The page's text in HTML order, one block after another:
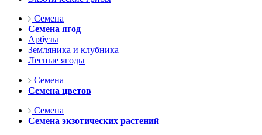
Семена
Семена ягод
Арбузы
Земляника и клубника
Лесные ягоды
Семена
Семена цветов
Семена
Семена экзотических растений